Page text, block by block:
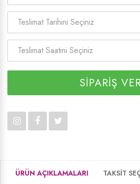
Teslimat Tarihini Seçiniz
Teslimat Saatini Seçiniz
SİPARİŞ
ÜRÜN AÇIKLAMALARI TAKSİT